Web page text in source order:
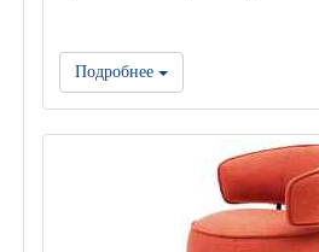
Подробнее